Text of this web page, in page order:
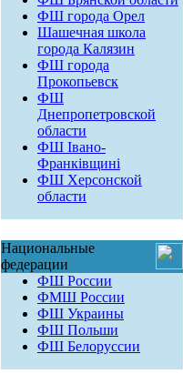
ФШ города Орел
Шашечная школа
города Калязин
ФШ города
Прокопьевск
ФШ
Днепропетровской
области
ФШ Івано-
Франківщині
ФШ Херсонской
области
Национальные
федерации
ФШ России
ФМШ России
ФШ Украины
ФШ Польши
ФШ Белоруссии